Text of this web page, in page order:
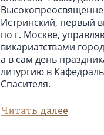
Истринский, первый
по г. Москве,
викариатствами
а в сам день
литургию в
Спасителя.
Читать далее